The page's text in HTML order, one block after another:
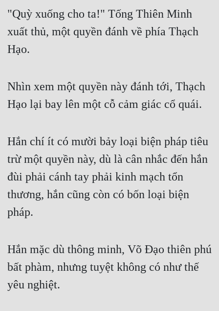
Truyện ngắn
Xa Lộ Dịch
Cạnh Kỹ
Cổ Tiên Hiệp
Du Hí
Dã Sử
Dị Giới
Góc Nhìn Nữ
Huyền Huyễn
"Quỳ xuống cho ta!" Tống Thiên Minh
xuất thủ, một quyền đánh về phía Thạch
Hạo.
Nhìn xem một quyền này đánh tới, Thạch
Hạo lại bay lên một cỗ cảm giác cổ quái.
Hắn chí ít có mười bảy loại biện pháp tiêu
trừ một quyền này, dù là cân nhắc đến hắn
đùi phải cánh tay phải kinh mạch tổn
thương, hắn cũng còn có bốn loại biện
pháp.
Hắn mặc dù thông minh, Võ Đạo thiên phú
bất phàm, nhưng tuyệt không có như thế
yêu nghiệt.